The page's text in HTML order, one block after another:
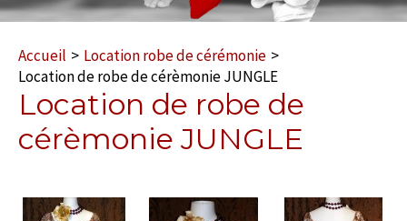
Accueil
Location robe de cérémonie
Location de robe de cérèmonie JUNGLE
Location de robe de
cérèmonie JUNGLE